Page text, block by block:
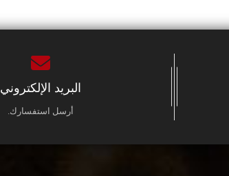
البريد الإلكتروني
أرسل استفسارك.